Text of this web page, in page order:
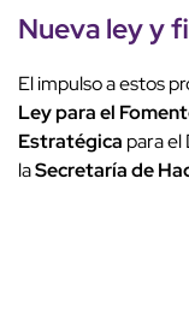
Nueva ley y
El impulso a estos
Ley para el
Estratégica para
laSecretaría de